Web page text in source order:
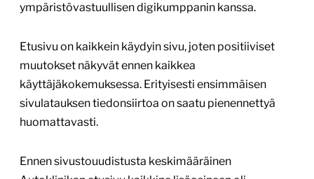
ympäristövastuullisen digikumppanin kanssa.
Etusivu on kaikkein käydyin sivu, joten positiiviset
muutokset näkyvät ennen kaikkea
käyttäjäkokemuksessa. Erityisesti ensimmäisen
sivulatauksen tiedonsiirtoa on saatu pienennettyä
huomattavasti.
Ennen sivustouudistusta keskimääräinen